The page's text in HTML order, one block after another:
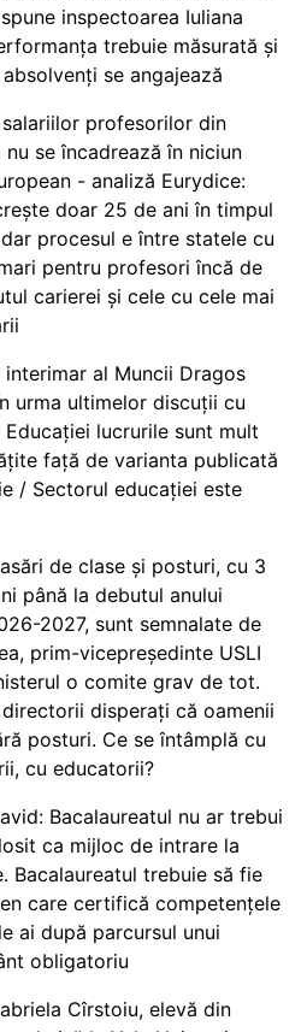
inspectoarea Iuliana
trebuie măsurată și
se angajează
profesorilor din
nu se încadrează în niciun
- analiză Eurydice:
doar 25 de ani în timpul
procesul e între statele cu
pentru profesori încă de
carierei și cele cu cele mai
interimar al Muncii Dragos
urma ultimelor discuții cu
Educației lucrurile sunt mult
față de varianta publicată
/ Sectorul educației este
de clase și posturi, cu 3
până la debutul anului
2027, sunt semnalate de
prim-vicepreședinte USLI
o comite grav de tot.
directorii disperați că oamenii
posturi. Ce se întâmplă cu
cu educatorii?
Bacalaureatul nu ar trebui
ca mijloc de intrare la
Bacalaureatul trebuie să fie
care certifică competențele
ai după parcursul unui
obligatoriu
Cîrstoiu, elevă din